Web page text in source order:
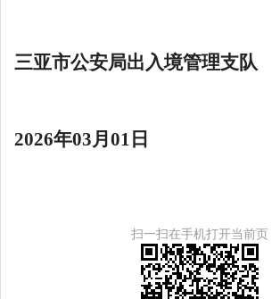
三亚市公安局出入境管理支队
2026年03月01日
扫一扫在手机打开当前页